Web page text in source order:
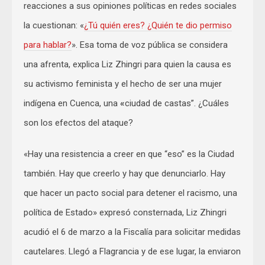
reacciones a sus opiniones políticas en redes sociales
la cuestionan: «¿Tú quién eres? ¿Quién te dio permiso
para hablar?». Esa toma de voz pública se considera
una afrenta, explica Liz Zhingri para quien la causa es
su activismo feminista y el hecho de ser una mujer
indígena en Cuenca, una «ciudad de castas”. ¿Cuáles
son los efectos del ataque?
«Hay una resistencia a creer en que “eso” es la Ciudad
también. Hay que creerlo y hay que denunciarlo. Hay
que hacer un pacto social para detener el racismo, una
política de Estado» expresó consternada, Liz Zhingri
acudió el 6 de marzo a la Fiscalía para solicitar medidas
cautelares. Llegó a Flagrancia y de ese lugar, la enviaron